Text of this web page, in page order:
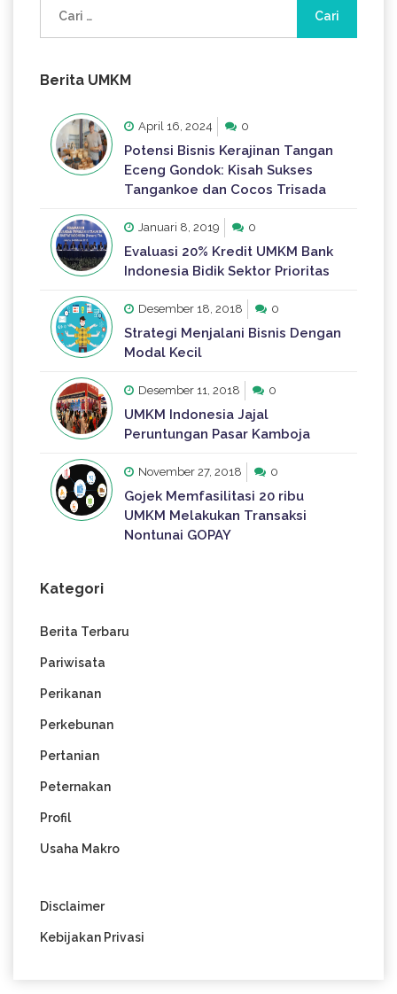
untuk:
Berita UMKM
April 16, 2024 0
Potensi Bisnis Kerajinan Tangan
Eceng Gondok: Kisah Sukses
Tangankoe dan Cocos Trisada
Januari 8, 2019 0
Evaluasi 20% Kredit UMKM Bank
Indonesia Bidik Sektor Prioritas
Desember 18, 2018 0
Strategi Menjalani Bisnis Dengan
Modal Kecil
Desember 11, 2018 0
UMKM Indonesia Jajal
Peruntungan Pasar Kamboja
November 27, 2018 0
Gojek Memfasilitasi 20 ribu
UMKM Melakukan Transaksi
Nontunai GOPAY
Kategori
Berita Terbaru
Pariwisata
Perikanan
Perkebunan
Pertanian
Peternakan
Profil
Usaha Makro
Disclaimer
Kebijakan Privasi